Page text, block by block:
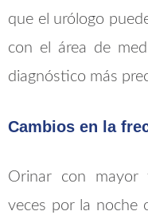
que el urólogo
con el área de
diagnóstico más
Cambios en la
Orinar con mayor
veces por la noche